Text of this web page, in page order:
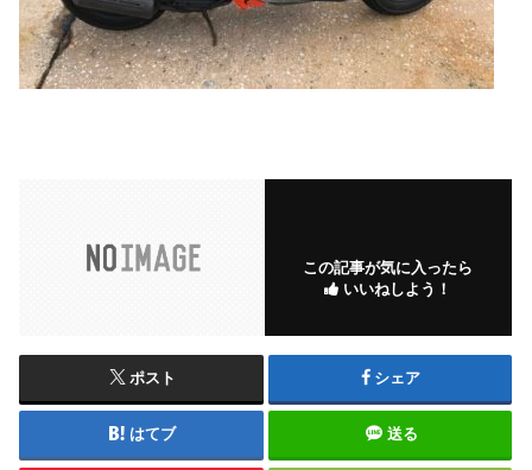
この記事が気に入ったら
いいねしよう！
ポスト シェア
はてブ 送る